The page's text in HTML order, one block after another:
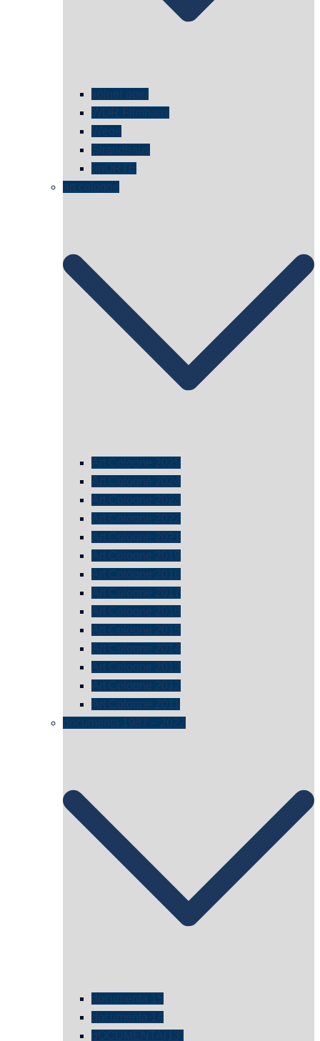
kölner oper
WDR Filmhaus
Wege
Strandhaus
unORTE
art cologne
Art Cologne 2025
Art Cologne 2024
Art Cologne 2023
Art Cologne 2022
Art Cologne 2021
Art Cologne 2019
Art Cologne 2018
Art Cologne 2017
Art Cologne 2016
Art Cologne 2015
Art Cologne 2014
Art Cologne 2013
Art Cologne 2012
Art Cologne 2011
documenta 1987 – 2022
documenta 15
documenta 14
dOCUMENTA(13)